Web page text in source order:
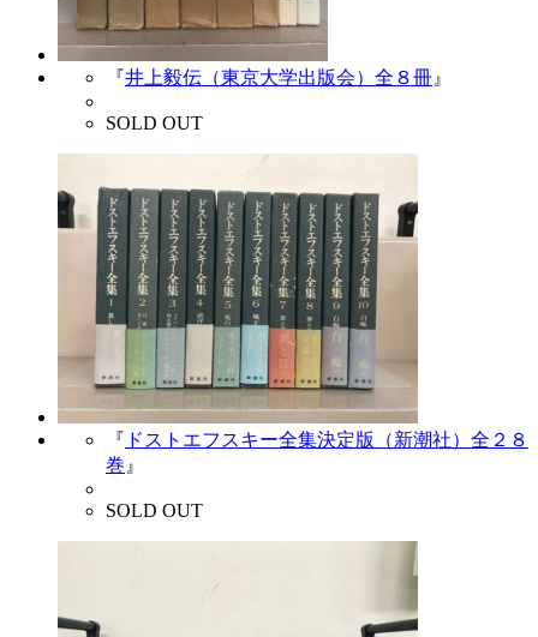
『井上毅伝（東京大学出版会）全８冊 』
SOLD OUT
『 ドストエフスキー全集決定版（新潮社）全２８
巻 』
SOLD OUT